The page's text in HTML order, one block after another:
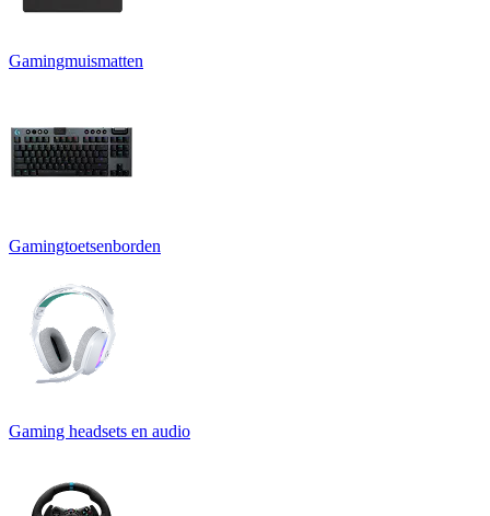
Gamingmuismatten
Gamingtoetsenborden
Gaming headsets en audio